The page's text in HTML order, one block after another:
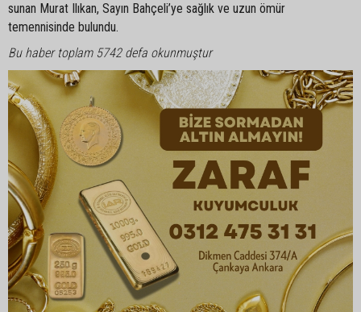
sunan Murat Ilıkan, Sayın Bahçeli’ye sağlık ve uzun ömür
temennisinde bulundu.
Bu haber toplam 5742 defa okunmuştur